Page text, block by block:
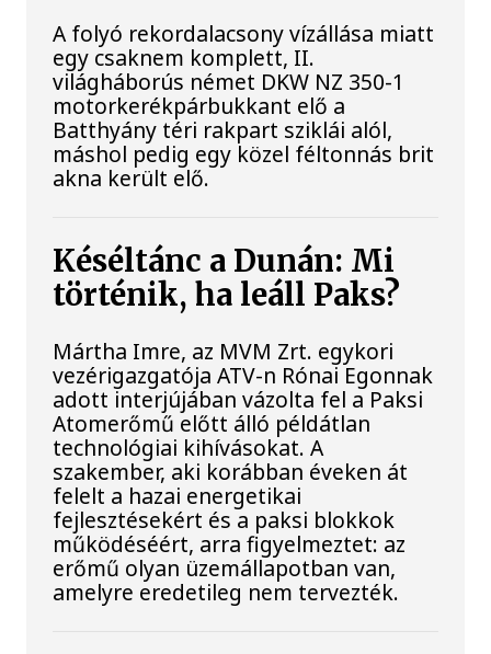
A folyó rekordalacsony vízállása miatt
egy csaknem komplett, II.
világháborús német DKW NZ 350-1
motorkerékpárbukkant elő a
Batthyány téri rakpart sziklái alól,
máshol pedig egy közel féltonnás brit
akna került elő.
Késéltánc a Dunán: Mi
történik, ha leáll Paks?
Mártha Imre, az MVM Zrt. egykori
vezérigazgatója ATV-n Rónai Egonnak
adott interjújában vázolta fel a Paksi
Atomerőmű előtt álló példátlan
technológiai kihívásokat. A
szakember, aki korábban éveken át
felelt a hazai energetikai
fejlesztésekért és a paksi blokkok
működéséért, arra figyelmeztet: az
erőmű olyan üzemállapotban van,
amelyre eredetileg nem tervezték.